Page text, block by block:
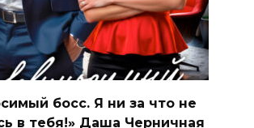
босс. Я ни за что не
в тебя!» Даша Черничная